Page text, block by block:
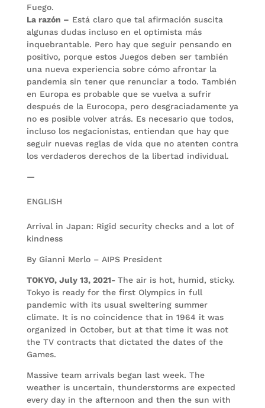
Fuego.
La razón – Está claro que tal afirmación suscita
algunas dudas incluso en el optimista más
inquebrantable. Pero hay que seguir pensando en
positivo, porque estos Juegos deben ser también
una nueva experiencia sobre cómo afrontar la
pandemia sin tener que renunciar a todo. También
en Europa es probable que se vuelva a sufrir
después de la Eurocopa, pero desgraciadamente ya
no es posible volver atrás. Es necesario que todos,
incluso los negacionistas, entiendan que hay que
seguir nuevas reglas de vida que no atenten contra
los verdaderos derechos de la libertad individual.
—
ENGLISH
Arrival in Japan: Rigid security checks and a lot of
kindness
By Gianni Merlo – AIPS President
TOKYO, July 13, 2021- The air is hot, humid, sticky.
Tokyo is ready for the first Olympics in full
pandemic with its usual sweltering summer
climate. It is no coincidence that in 1964 it was
organized in October, but at that time it was not
the TV contracts that dictated the dates of the
Games.
Massive team arrivals began last week. The
weather is uncertain, thunderstorms are expected
every day in the afternoon and then the sun with